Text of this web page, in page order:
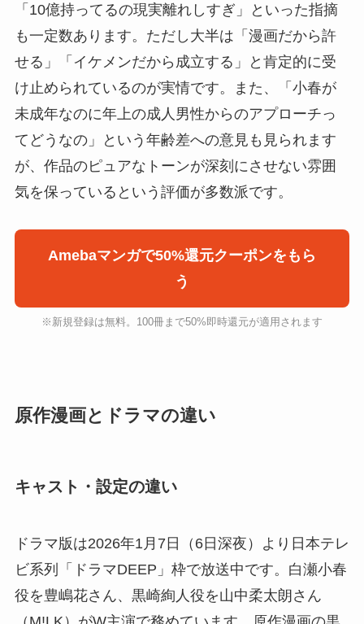
「10億持ってるの現実離れしすぎ」といった指摘
も一定数あります。ただし大半は「漫画だから許
せる」「イケメンだから成立する」と肯定的に受
け止められているのが実情です。また、「小春が
未成年なのに年上の成人男性からのアプローチっ
てどうなの」という年齢差への意見も見られます
が、作品のピュアなトーンが深刻にさせない雰囲
気を保っているという評価が多数派です。
Amebaマンガで50%還元クーポンをもら
う
※新規登録は無料。100冊まで50%即時還元が適用されます
原作漫画とドラマの違い
キャスト・設定の違い
ドラマ版は2026年1月7日（6日深夜）より日本テレ
ビ系列「ドラマDEEP」枠で放送中です。白瀬小春
役を豊嶋花さん、黒崎絢人役を山中柔太朗さん